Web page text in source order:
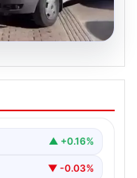
Soyan
▲ +0.16%
▼ -0.03%